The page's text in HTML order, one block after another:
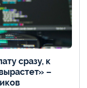
сразу, к
–